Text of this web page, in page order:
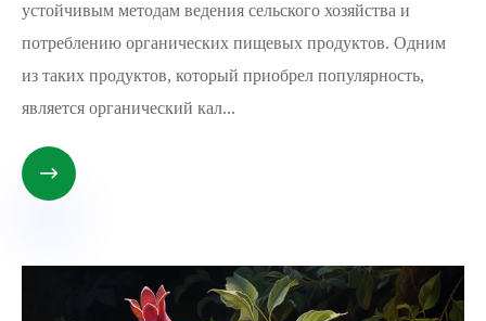
устойчивым методам ведения сельского хозяйства и
потреблению органических пищевых продуктов. Одним
из таких продуктов, который приобрел популярность,
является органический кал...
